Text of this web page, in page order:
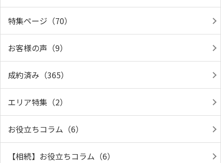
特集ページ（70）
お客様の声（9）
成約済み（365）
エリア特集（2）
お役立ちコラム（6）
【相続】お役立ちコラム（6）